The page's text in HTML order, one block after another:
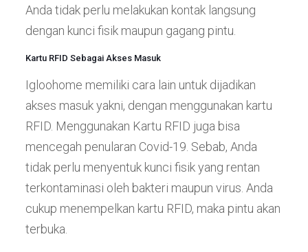
Anda tidak perlu melakukan kontak langsung
dengan kunci fisik maupun gagang pintu.
Kartu RFID Sebagai Akses Masuk
Igloohome memiliki cara lain untuk dijadikan
akses masuk yakni, dengan menggunakan kartu
RFID. Menggunakan Kartu RFID juga bisa
mencegah penularan Covid-19. Sebab, Anda
tidak perlu menyentuk kunci fisik yang rentan
terkontaminasi oleh bakteri maupun virus. Anda
cukup menempelkan kartu RFID, maka pintu akan
terbuka.